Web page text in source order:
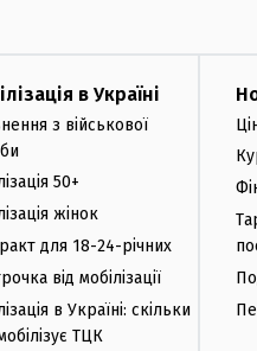
в Україні
з військової
50+
жінок
для 18-24-річних
від мобілізації
в Україні: скільки
ТЦК